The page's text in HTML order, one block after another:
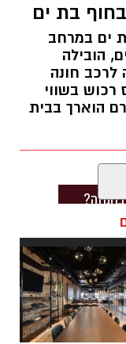
בת ים
ים במרחב
הובילה
לרכב חונה
בשווי
הוארך בבית